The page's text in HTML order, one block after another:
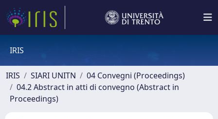
IRIS
IRIS SIARI UNITN
04 Convegni (Proceedings)
04.2 Abstract in atti di convegno (Abstract in
Proceedings)